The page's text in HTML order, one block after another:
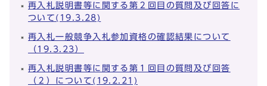
再入札説明書等に関する第２回目の質問及び回答に
ついて(19.3.28)
再入札一般競争入札参加資格の確認結果について
（19.3.23）
再入札説明書等に関する第１回目の質問及び回答
（２）について(19.2.21)